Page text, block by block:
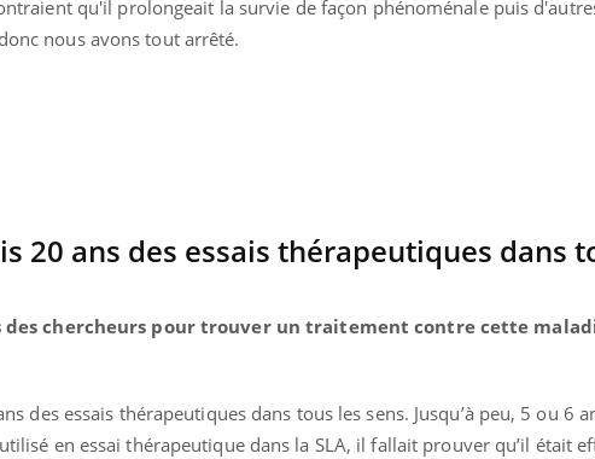
qu'il prolongeait la survie de façon phénoménale puis
nous avons tout arrêté.
20 ans des essais thérapeutiques dans
des chercheurs pour trouver un traitement contre cette
des essais thérapeutiques dans tous les sens. Jusqu’à peu, 5 ou 6
en essai thérapeutique dans la SLA, il fallait prouver qu’il était